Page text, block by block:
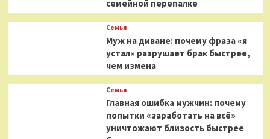
семейной перепалке
Семья
Муж на диване: почему фраза «я
устал» разрушает брак быстрее,
чем измена
Семья
Главная ошибка мужчин: почему
попытки «заработать на всё»
уничтожают близость быстрее